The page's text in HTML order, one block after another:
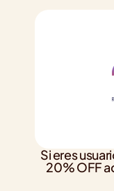
Si eres
20% OFF